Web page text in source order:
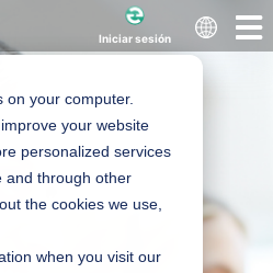
on your computer.
your website
personalized services
and through other
the cookies we use,
when you visit our
Iniciar sesión